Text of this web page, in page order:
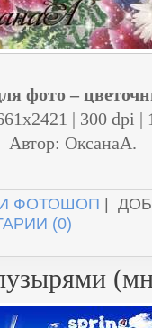
фото –
| 300 dpi |
Автор: ОксанаА.
ФОТОШОП |
(0)